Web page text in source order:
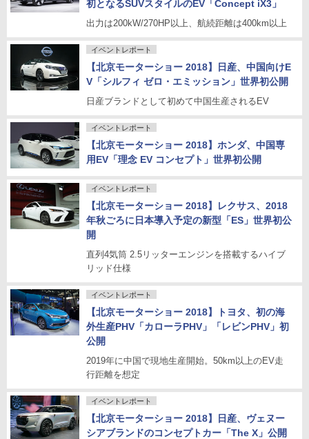
初となるSUVスタイルのEV「Concept iX3」
出力は200kW/270HP以上、航続距離は400km以上
イベントレポート
【北京モーターショー 2018】日産、中国向けE
V「シルフィ ゼロ・エミッション」世界初公開
日産ブランドとして初めて中国生産されるEV
イベントレポート
【北京モーターショー 2018】ホンダ、中国専
用EV「理念 EV コンセプト」世界初公開
イベントレポート
【北京モーターショー 2018】レクサス、2018
年秋ごろに日本導入予定の新型「ES」世界初公
開
直列4気筒 2.5リッターエンジンを搭載するハイブ
リッド仕様
イベントレポート
【北京モーターショー 2018】トヨタ、初の海
外生産PHV「カローラPHV」「レビンPHV」初
公開
2019年に中国で現地生産開始。50km以上のEV走
行距離を想定
イベントレポート
【北京モーターショー 2018】日産、ヴェヌー
シアブランドのコンセプトカー「The X」公開